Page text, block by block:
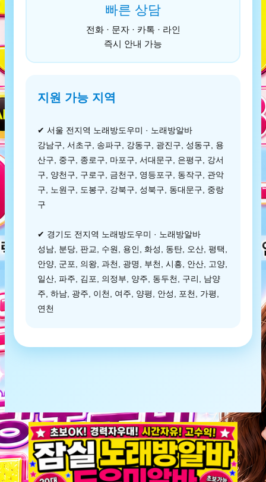
빠른 상담
전화 · 문자 · 카톡 · 라인
즉시 안내 가능
지원 가능 지역
✔ 서울 전지역 노래방도우미 · 노래방알바
강남구, 서초구, 송파구, 강동구, 광진구, 성동구, 용
산구, 중구, 종로구, 마포구, 서대문구, 은평구, 강서
구, 양천구, 구로구, 금천구, 영등포구, 동작구, 관악
구, 노원구, 도봉구, 강북구, 성북구, 동대문구, 중랑
구
✔ 경기도 전지역 노래방도우미 · 노래방알바
성남, 분당, 판교, 수원, 용인, 화성, 동탄, 오산, 평택,
안양, 군포, 의왕, 과천, 광명, 부천, 시흥, 안산, 고양,
일산, 파주, 김포, 의정부, 양주, 동두천, 구리, 남양
주, 하남, 광주, 이천, 여주, 양평, 안성, 포천, 가평,
연천